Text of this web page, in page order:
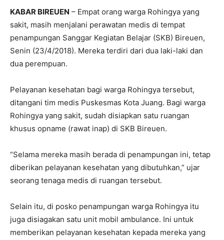
KABAR BIREUEN – Empat orang warga Rohingya yang
sakit, masih menjalani perawatan medis di tempat
penampungan Sanggar Kegiatan Belajar (SKB) Bireuen,
Senin (23/4/2018). Mereka terdiri dari dua laki-laki dan
dua perempuan.
Pelayanan kesehatan bagi warga Rohingya tersebut,
ditangani tim medis Puskesmas Kota Juang. Bagi warga
Rohingya yang sakit, sudah disiapkan satu ruangan
khusus opname (rawat inap) di SKB Bireuen.
“Selama mereka masih berada di penampungan ini, tetap
diberikan pelayanan kesehatan yang dibutuhkan,” ujar
seorang tenaga medis di ruangan tersebut.
Selain itu, di posko penampungan warga Rohingya itu
juga disiagakan satu unit mobil ambulance. Ini untuk
memberikan pelayanan kesehatan kepada mereka yang